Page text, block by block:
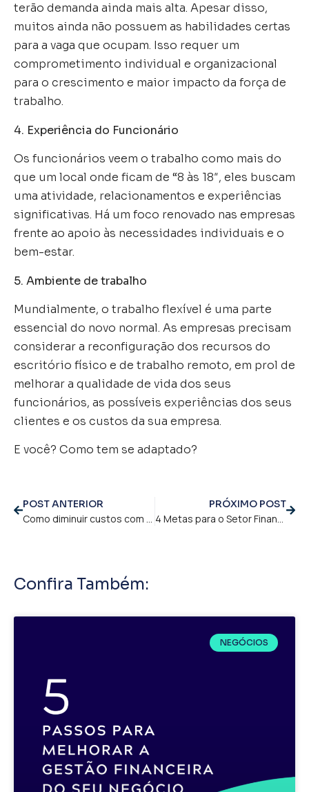
terão demanda ainda mais alta. Apesar disso,
muitos ainda não possuem as habilidades certas
para a vaga que ocupam. Isso requer um
comprometimento individual e organizacional
para o crescimento e maior impacto da força de
trabalho.
4. Experiência do Funcionário
Os funcionários veem o trabalho como mais do
que um local onde ficam de “8 às 18″, eles buscam
uma atividade, relacionamentos e experiências
significativas. Há um foco renovado nas empresas
frente ao apoio às necessidades individuais e o
bem-estar.
5. Ambiente de trabalho
Mundialmente, o trabalho flexível é uma parte
essencial do novo normal. As empresas precisam
considerar a reconfiguração dos recursos do
escritório físico e de trabalho remoto, em prol de
melhorar a qualidade de vida dos seus
funcionários, as possíveis experiências dos seus
clientes e os custos da sua empresa.
E você? Como tem se adaptado?
POST ANTERIOR PRÓXIMO POST
Confira Também:
NEGÓCIOS